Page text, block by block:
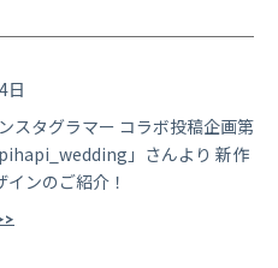
日
スタグラマー コラボ投稿企画第
」さんより 新作
ンのご紹介！